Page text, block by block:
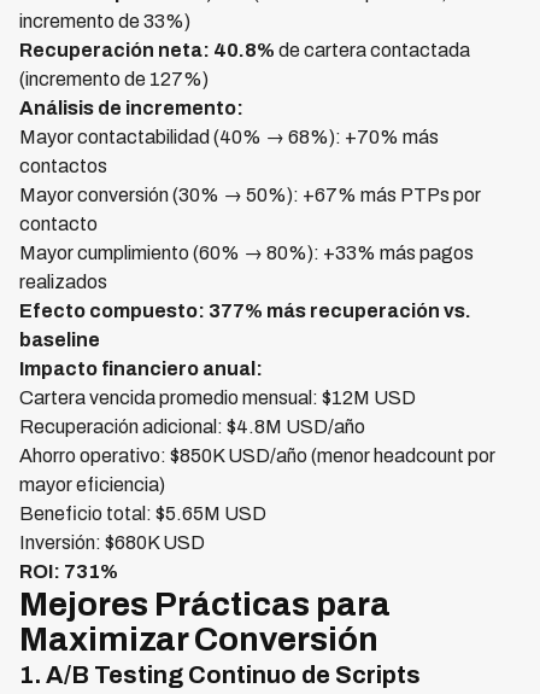
incremento de 33%)
Recuperación neta: 40.8% de cartera contactada
(incremento de 127%)
Análisis de incremento:
Mayor contactabilidad (40% → 68%): +70% más
contactos
Mayor conversión (30% → 50%): +67% más PTPs por
contacto
Mayor cumplimiento (60% → 80%): +33% más pagos
realizados
Efecto compuesto: 377% más recuperación vs.
baseline
Impacto financiero anual:
Cartera vencida promedio mensual: $12M USD
Recuperación adicional: $4.8M USD/año
Ahorro operativo: $850K USD/año (menor headcount por
mayor eficiencia)
Beneficio total: $5.65M USD
Inversión: $680K USD
ROI: 731%
Mejores Prácticas para
Maximizar Conversión
1. A/B Testing Continuo de Scripts